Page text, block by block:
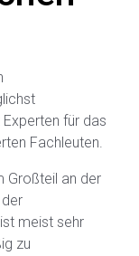
für das
Fachleuten.
Großteil an der
meist sehr
zu